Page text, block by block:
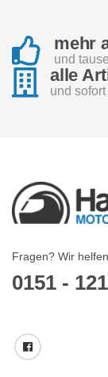
mehr
und
alle
und
Fragen? Wir
0151 -